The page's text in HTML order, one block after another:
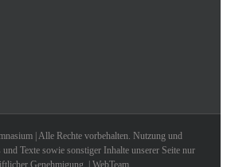
| Alle Rechte vorbehalten. Nutzung und
Texte sowie sonstiger Inhalte unserer Seite nur
Genehmigung. | WebTeam